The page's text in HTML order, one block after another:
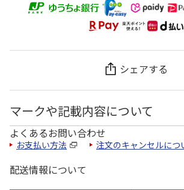
シェアする
マークや記載内容について
よくあるお問い合わせ
お支払い方法 注文のキャンセルにつ
配送情報について